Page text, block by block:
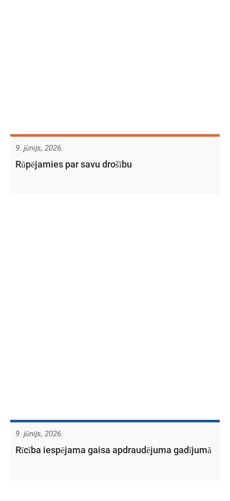
9. jūnijs, 2026.
Rūpējamies par savu drošību
9. jūnijs, 2026.
Rīcība iespējama gaisa apdraudējuma gadījumā